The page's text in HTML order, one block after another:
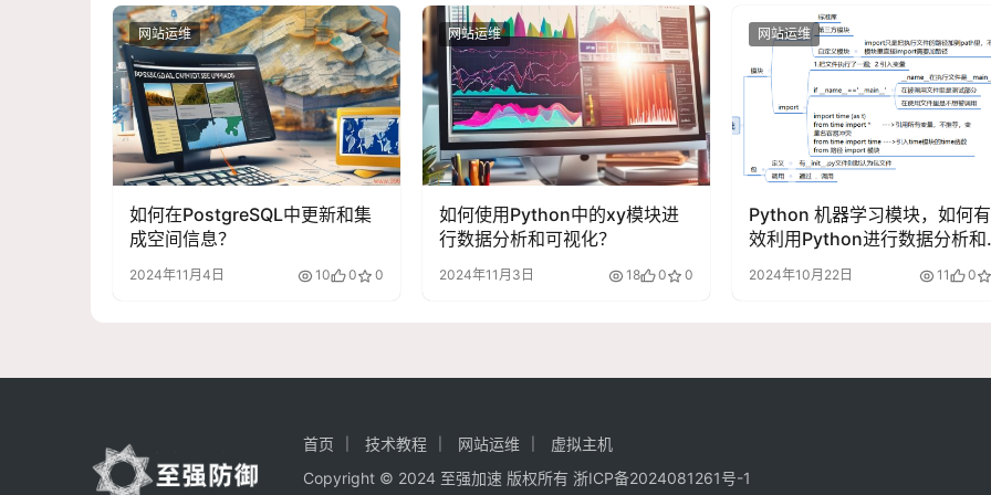
网站运维
如何在PostgreSQL中更新和集
成空间信息？
2024年11月4日 10 0 0
网站运维
如何使用Python中的xy模块进
行数据分析和可视化？
2024年11月3日 18 0 0
网站运维
Python 机器学习模块，如何有
效利用Python进行数据分析和
模型构建？
2024年10月22日 11 0
首页 技术教程 网站运维
虚拟主机
Copyright © 2024 至强加速 版权所有 浙ICP备2024081261号-1